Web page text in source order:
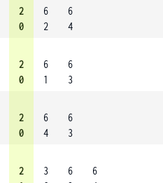
2
0
6
2
6
4
2
0
6
1
6
3
2
0
6
4
6
3
2
3
6
6